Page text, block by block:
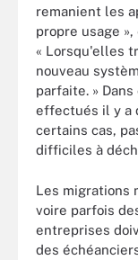
remanient les
propre usage
« Lorsqu'elles
nouveau
parfaite. »
effectués il y a
certains cas,
difficiles à
Les migrations
voire parfois
entreprises
des